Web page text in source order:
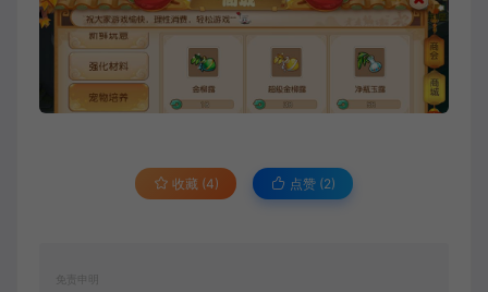
收藏 (4) 点赞 (2)
免责申明